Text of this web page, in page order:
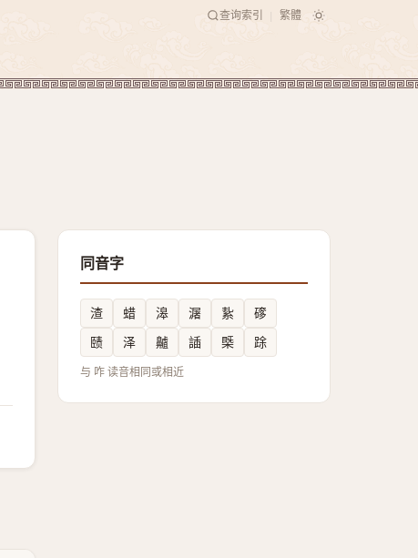
查询索引 繁體
同音字
渣 蜡 滜 潳 紥
䃎
赜
泽 齇 䛽 㮣 䟻
与 咋 读音相同或相近